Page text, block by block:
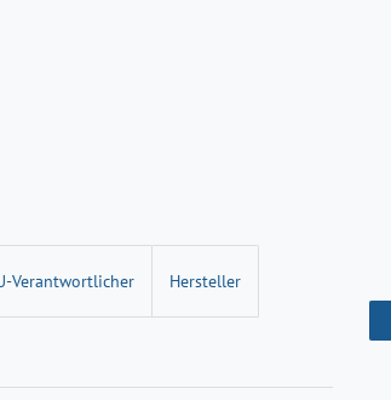
Verantwortlicher Hersteller